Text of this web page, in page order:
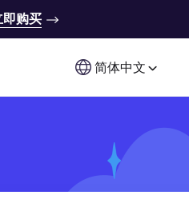
即购买
简体中文